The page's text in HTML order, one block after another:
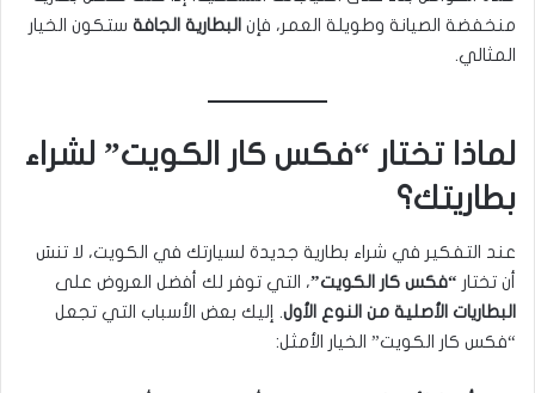
منخفضة الصيانة وطويلة العمر، فإن البطارية الجافة ستكون الخيار
المثالي.
لماذا تختار “فكس كار الكويت” لشراء
بطاريتك؟
عند التفكير في شراء بطارية جديدة لسيارتك في الكويت، لا تنسَ
أن تختار “فكس كار الكويت”، التي توفر لك أفضل العروض على
البطاريات الأصلية من النوع الأول. إليك بعض الأسباب التي تجعل
“فكس كار الكويت” الخيار الأمثل: